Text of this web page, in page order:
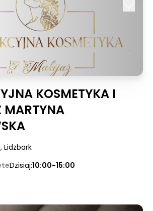
KOSMETYKA I
, Lidzbark
Dzisiaj:10:00-15:00